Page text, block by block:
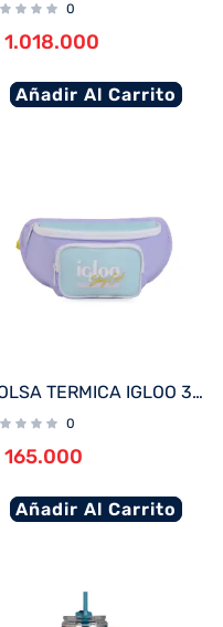
0
1.018.000
Añadir Al Carrito
BOLSA TERMICA IGLOO 3 LATAS FUNNY PACK RETRO LILA 63078
0
165.000
Añadir Al Carrito